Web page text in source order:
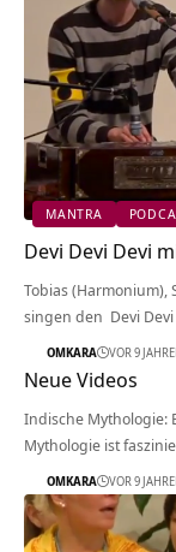
MANTRA
Devi Devi Devi
Tobias (Harmonium),
singen den Devi
OMKARA VOR 9
Neue Videos
Indische Mythologie:
Mythologie ist
OMKARA VOR 9